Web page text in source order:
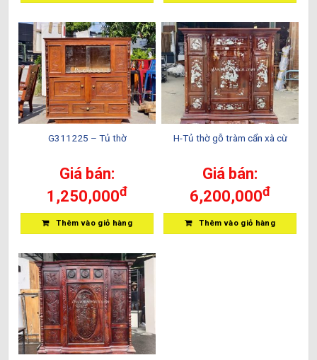
G311225 – Tủ thờ
Giá bán:
1,250,000đ
Thêm vào giỏ hàng
H-Tủ thờ gỗ tràm cẩn xà cừ
Giá bán:
6,200,000đ
Thêm vào giỏ hàng